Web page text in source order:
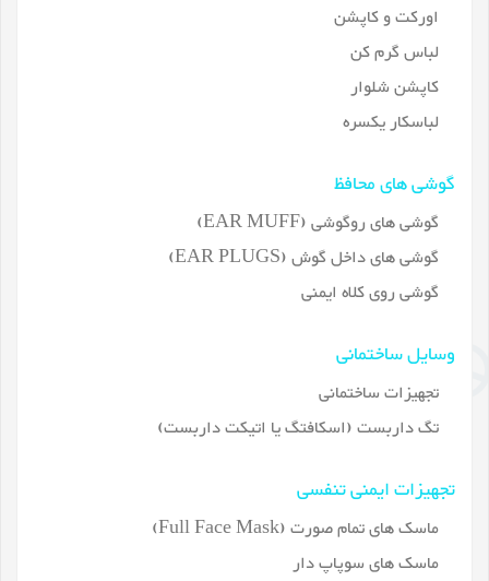
اورکت و کاپشن
لباس گرم کن
کاپشن شلوار
لباسکار یکسره
گوشی های محافظ
گوشی های روگوشی (EAR MUFF)
گوشی های داخل گوش (EAR PLUGS)
گوشی روی کلاه ایمنی
وسایل ساختمانی
تجهیزات ساختمانی
تگ داربست (اسکافتگ یا اتیکت داربست)
تجهیزات ایمنی تنفسی
ماسک های تمام صورت (Full Face Mask)
ماسک های سوپاپ دار